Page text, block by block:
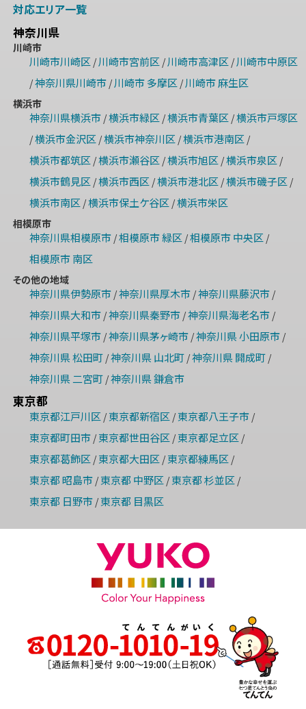
対応エリア一覧
神奈川県
川崎市
川崎市川崎区/川崎市宮前区/川崎市高津区/川崎市中原区
/神奈川県川崎市/川崎市 多摩区/川崎市 麻生区
横浜市
神奈川県横浜市/横浜市緑区/横浜市青葉区/横浜市戸塚区
/横浜市金沢区/横浜市神奈川区/横浜市港南区/
横浜市都筑区/横浜市瀬谷区/横浜市旭区/横浜市泉区/
横浜市鶴見区/横浜市西区/横浜市港北区/横浜市磯子区/
横浜市南区/横浜市保土ケ谷区/横浜市栄区
相模原市
神奈川県相模原市/相模原市 緑区/相模原市 中央区/
相模原市 南区
その他の地域
神奈川県伊勢原市/神奈川県厚木市/神奈川県藤沢市/
神奈川県大和市/神奈川県秦野市/神奈川県海老名市/
神奈川県平塚市/神奈川県茅ヶ崎市/神奈川県 小田原市/
神奈川県 松田町/神奈川県 山北町/神奈川県 開成町/
神奈川県 二宮町/神奈川県 鎌倉市
東京都
東京都江戸川区/ 東京都新宿区/ 東京都八王子市/
東京都町田市/ 東京都世田谷区/ 東京都足立区/
東京都葛飾区/ 東京都大田区/ 東京都練馬区/
東京都 昭島市/ 東京都 中野区/ 東京都 杉並区/
東京都 日野市/ 東京都 目黒区